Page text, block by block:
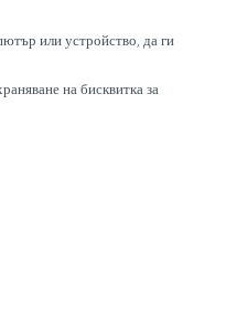
или устройство, да ги
на бисквитка за